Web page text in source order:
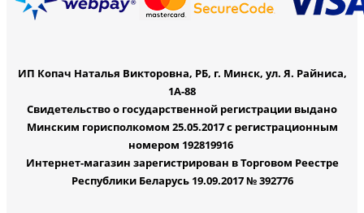
ИП Копач Наталья Викторовна, РБ, г. Минск, ул. Я. Райниса,
1А-88
Свидетельство о государственной регистрации выдано
Минским горисполкомом 25.05.2017 с регистрационным
номером 192819916
Интернет-магазин зарегистрирован в Торговом Реестре
Республики Беларусь 19.09.2017 № 392776